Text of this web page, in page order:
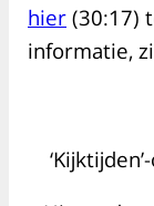
hier (30:17)
informatie,